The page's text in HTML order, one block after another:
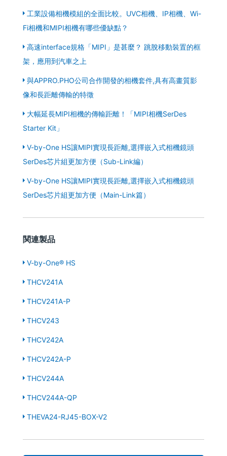
工業設備相機模組的全面比較。UVC相機、IP相機、Wi-
Fi相機和MIPI相機有哪些優缺點？
高速interface規格「MIPI」是甚麼？ 跳脫移動裝置的框
架，應用到汽車之上
與APPRO.PHO公司合作開發的相機套件,具有高畫質影
像和長距離傳輸的特徵
大幅延長MIPI相機的傳輸距離！「MIPI相機SerDes
Starter Kit」
V-by-One HS讓MIPI實現長距離,選擇嵌入式相機鏡頭
SerDes芯片組更加方便（Sub-Link編）
V-by-One HS讓MIPI實現長距離,選擇嵌入式相機鏡頭
SerDes芯片組更加方便（Main-Link篇）
関連製品
V-by-One® HS
THCV241A
THCV241A-P
THCV243
THCV242A
THCV242A-P
THCV244A
THCV244A-QP
THEVA24-RJ45-BOX-V2